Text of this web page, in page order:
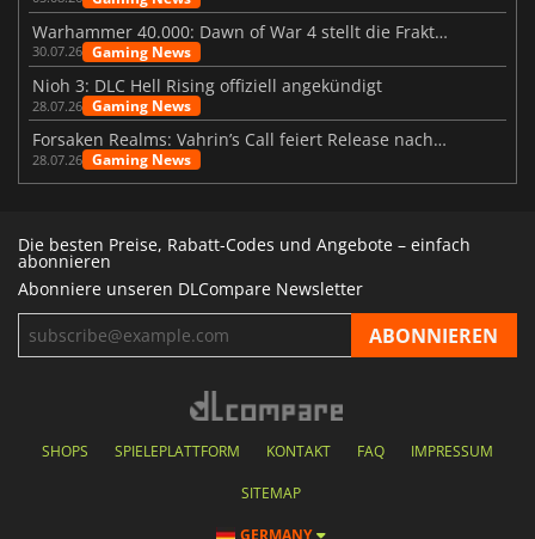
Warhammer 40.000: Dawn of War 4 stellt die Fraktion der Necrons vor
30.07.26 Gaming News
Nioh 3: DLC Hell Rising offiziell angekündigt
28.07.26 Gaming News
Forsaken Realms: Vahrin’s Call feiert Release nach 10 Jahren
28.07.26 Gaming News
Die besten Preise, Rabatt-Codes und Angebote – einfach
abonnieren
Abonniere unseren DLCompare Newsletter
SHOPS SPIELEPLATTFORM KONTAKT FAQ IMPRESSUM
SITEMAP